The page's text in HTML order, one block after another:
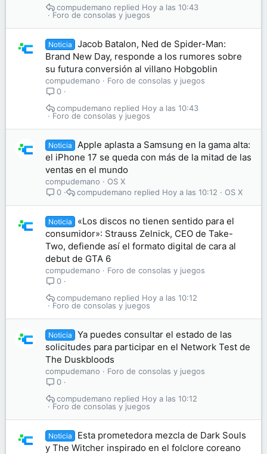
Foro de consolas y juegos
Hoy a las 10:43
compudemano
Noticia
Jacob Batalon, Ned de Spider-Man:
Brand New Day, responde a los rumores sobre
su futura conversión al villano Hobgoblin
compudemano
Foro de consolas y juegos
0
Foro de consolas y juegos
Hoy a las 10:43
compudemano
Noticia
Apple aplasta a Samsung en la gama alta:
el iPhone 17 se queda con más de la mitad de las
ventas en el mundo
compudemano
OS X
0
OS X
Hoy a las 10:12
compudemano
Noticia
«Los discos no tienen sentido para el
consumidor»: Strauss Zelnick, CEO de Take-
Two, defiende así el formato digital de cara al
debut de GTA 6
compudemano
Foro de consolas y juegos
0
Foro de consolas y juegos
Hoy a las 10:12
compudemano
Noticia
Ya puedes consultar el estado de las
solicitudes para participar en el Network Test de
The Duskbloods
compudemano
Foro de consolas y juegos
0
Foro de consolas y juegos
Hoy a las 10:12
compudemano
Noticia
Esta prometedora mezcla de Dark Souls
y The Witcher inspirado en el folclore coreano